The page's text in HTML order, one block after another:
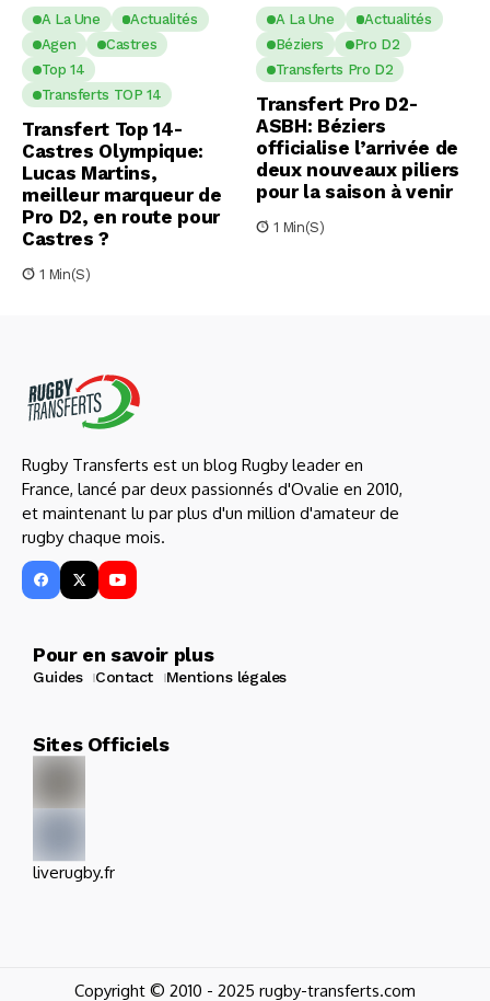
A La Une
Actualités
Agen
Castres
Top 14
Transferts TOP 14
Transfert Top 14-
Castres Olympique:
Lucas Martins,
meilleur marqueur de
Pro D2, en route pour
Castres ?
1 Min(s)
A La Une
Actualités
Béziers
Pro D2
Transferts Pro D2
Transfert Pro D2-
ASBH: Béziers
officialise l’arrivée de
deux nouveaux piliers
pour la saison à venir
1 Min(s)
Rugby Transferts est un blog Rugby leader en
France, lancé par deux passionnés d'Ovalie en 2010,
et maintenant lu par plus d'un million d'amateur de
rugby chaque mois.
Pour en savoir plus
Guides Contact Mentions légales
Sites Officiels
liverugby.fr
Copyright © 2010 - 2025 rugby-transferts.com